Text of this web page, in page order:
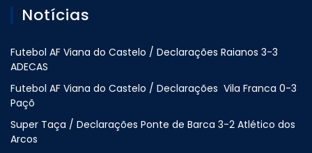
Notícias
Futebol AF Viana do Castelo / Declarações Raianos 3-3
ADECAS
Futebol AF Viana do Castelo / Declarações Vila Franca 0-3
Paçõ
Super Taça / Declarações Ponte de Barca 3-2 Atlético dos
Arcos